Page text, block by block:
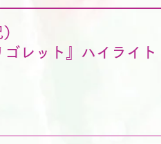
レット』ハイライト